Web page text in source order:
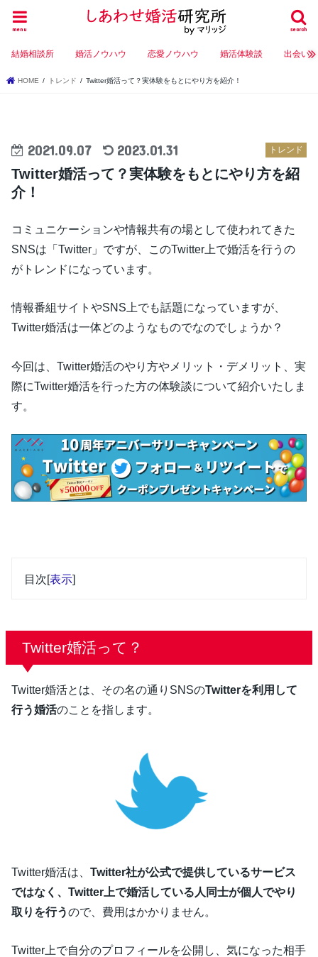
search
menu
結婚相談所 婚活ノウハウ 恋愛ノウハウ 婚活体験談 出会い
HOME トレンド Twitter婚活って？実体験をもとにやり方を紹介！
トレンド
2021.09.07 2023.01.31
Twitter婚活って？実体験をもとにやり方を紹
介！
コミュニケーションや情報共有の場として使われてきた
SNSは「Twitter」ですが、このTwitter上で婚活を行うの
がトレンドになっています。
情報番組サイトやSNS上でも話題になっていますが、
Twitter婚活は一体どのようなものでなのでしょうか？
今回は、Twitter婚活のやり方やメリット・デメリット、実
際にTwitter婚活を行った方の体験談について紹介いたしま
す。
目次[表示]
Twitter婚活って？
Twitter婚活とは、その名の通りSNSのTwitterを利用して
行う婚活のことを指します。
Twitter婚活は、Twitter社が公式で提供しているサービス
ではなく、Twitter上で婚活している人同士が個人でやり
取りを行うので、費用はかかりません。
Twitter上で自分のプロフィールを公開し、気になった相手